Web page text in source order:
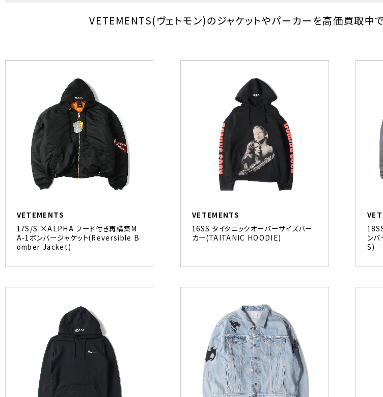
VETEMENTS(ヴェトモン)のジャケットやパーカーを高価買取中
VETEMENTS
17S/S ×ALPHA フード付き再構築M
A-1ボンバージャケット(Reversible B
omber Jacket)
VETEMENTS
16SS タイタニックオーバーサイズパー
カー(TAITANIC HOODIE)
ン
S)